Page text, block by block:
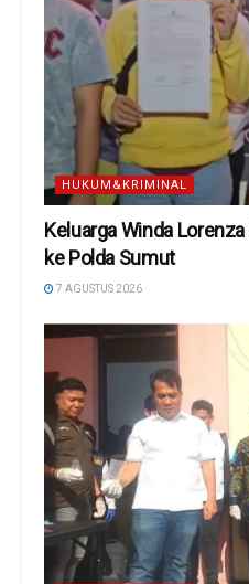
HUKUM&KRIMINAL
Keluarga Winda
ke Polda Sumut
7 AGUSTUS 2026